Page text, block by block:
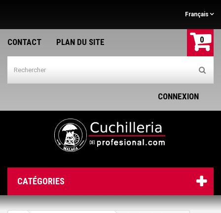
Français
CONTACT PLAN DU SITE 0
CONNEXION
CATÉGORIES